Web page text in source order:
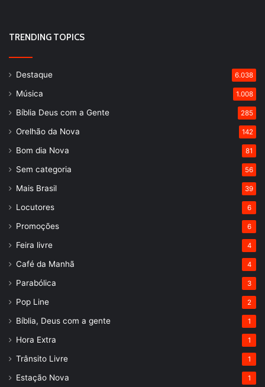
TRENDING TOPICS
Destaque 6.038
Música 1.008
Bíblia Deus com a Gente 285
Orelhão da Nova 142
Bom dia Nova 81
Sem categoria 56
Mais Brasil 39
Locutores 6
Promoções 6
Feira livre 4
Café da Manhã 4
Parabólica 3
Pop Line 2
Bíblia, Deus com a gente 1
Hora Extra 1
Trânsito Livre 1
Estação Nova 1